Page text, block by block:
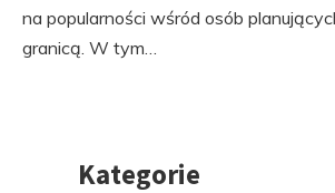
na popularności wśród osób
granicą. W tym…
PrzejdźKategorie